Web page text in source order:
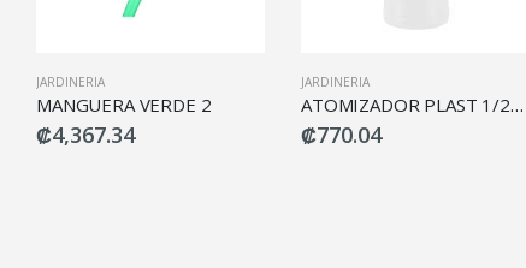
JARDINERIA
MANGUERA VERDE 2
₡4,367.34
JARDINERIA
ATOMIZADOR PLAST 1/2LT ATO-50 KLINTEK-TRUPER
₡770.04